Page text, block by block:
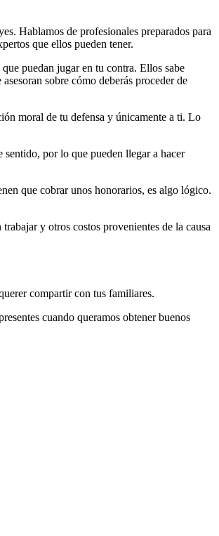
Hablamos de profesionales preparados para
que ellos pueden tener.
puedan jugar en tu contra. Ellos sabe
sobre cómo deberás proceder de
moral de tu defensa y únicamente a ti. Lo
sentido, por lo que pueden llegar a hacer
que cobrar unos honorarios, es algo lógico.
y otros costos provenientes de la causa
compartir con tus familiares.
cuando queramos obtener buenos